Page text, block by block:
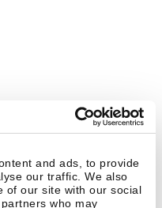
and ads, to provide
our traffic. We also
of our site with our social
who may
Informativa sulla privacy
B2C
risorse Comunicati stampa